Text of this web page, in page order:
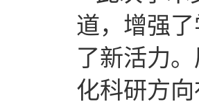
道，增强
了新活力
化科研方